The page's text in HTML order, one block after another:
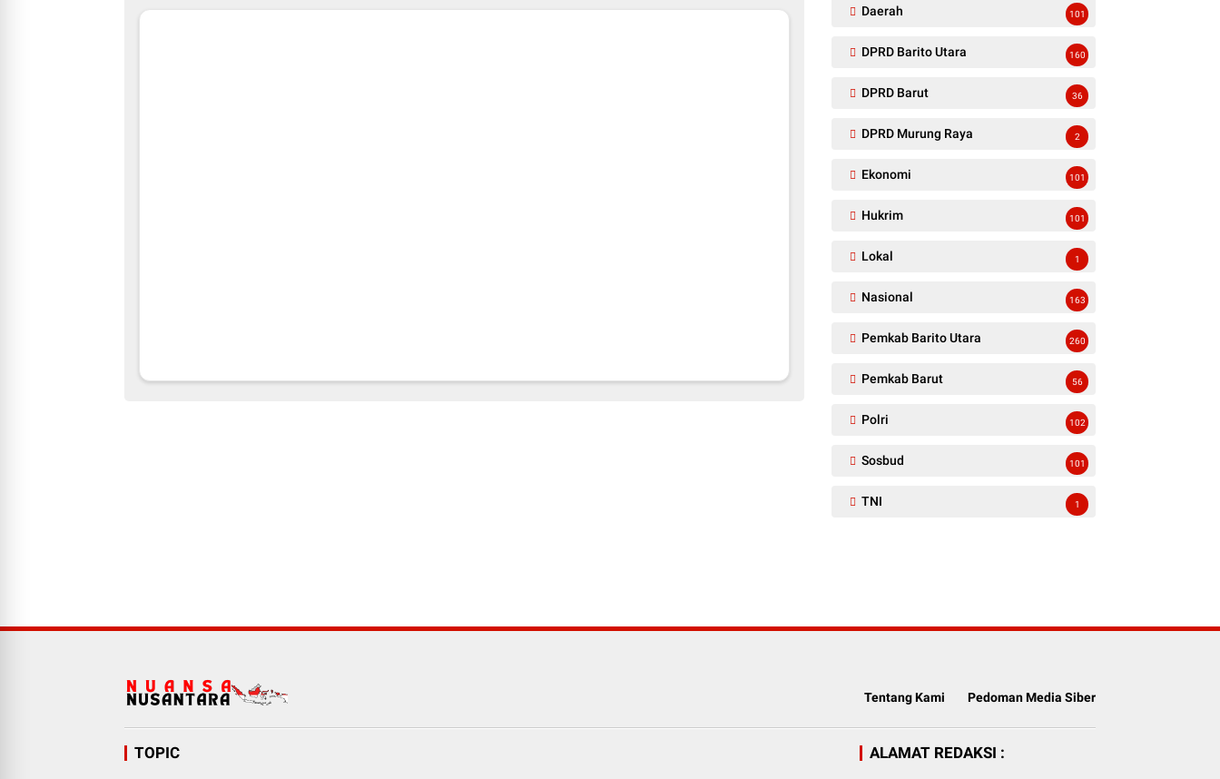
Daerah 101
DPRD Barito Utara 160
DPRD Barut 36
DPRD Murung Raya 2
Ekonomi 101
Hukrim 101
Lokal 1
Nasional 163
Pemkab Barito Utara 260
Pemkab Barut 56
Polri 102
Sosbud 101
TNI 1
Tentang Kami Pedoman Media Siber
TOPIC ALAMAT REDAKSI :